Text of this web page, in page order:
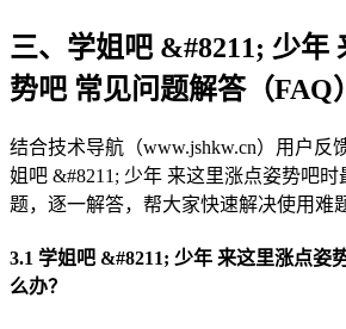
三、学姐吧 &#8211; 少年
势吧 常见问题解答（FAQ）
结合技术导航（www.jshkw.cn）用户反
姐吧 &#8211; 少年 来这里涨点姿势吧时
题，逐一解答，帮大家快速解决使用难
3.1 学姐吧 &#8211; 少年 来这里涨点姿
么办？